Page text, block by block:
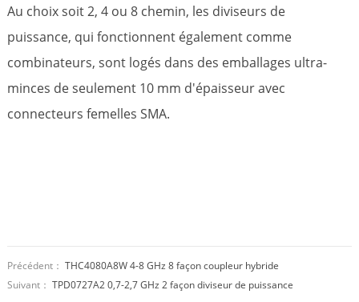
Au choix soit 2, 4 ou 8 chemin, les diviseurs de
puissance, qui fonctionnent également comme
combinateurs, sont logés dans des emballages ultra-
minces de seulement 10 mm d'épaisseur avec
connecteurs femelles SMA.
Précédent： THC4080A8W 4-8 GHz 8 façon coupleur hybride
Suivant： TPD0727A2 0,7-2,7 GHz 2 façon diviseur de puissance